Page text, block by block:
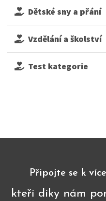
Dětské sny a přání
Vzdělání a školství
Test kategorie
Připojte se k
kteří díky nám